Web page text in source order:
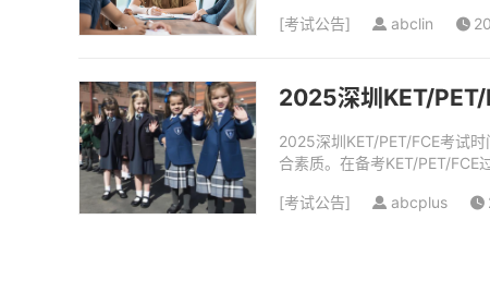
[考试公告] abclin
2025深圳KET/PET/
2025深圳KET/PET/FCE考试
合素质。在备考KET/PET/
[考试公告] abcplus